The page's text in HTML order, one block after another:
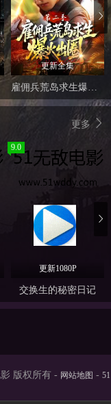
更新全集
雇佣兵荒岛求生爆火出圈第二季
更多
9.0
更新1080P
交换生的秘密日记
版权所有 - 网站地图 - 51